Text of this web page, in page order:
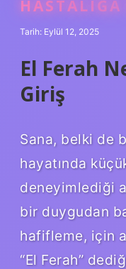
HASTALIĞA
Tarih: Eylül 12, 2025
El Ferah
Giriş
Sana, belki de
hayatında
deneyimlediği
bir duygudan
hafifleme, için
“El Ferah”